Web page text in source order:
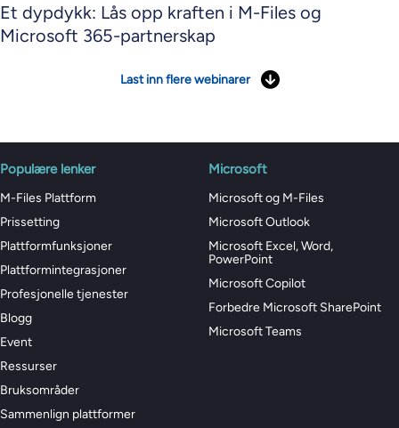
Et dypdykk: Lås opp kraften i M-Files og
Microsoft 365-partnerskap
Last inn flere webinarer
Populære lenker
M-Files Plattform
Prissetting
Plattformfunksjoner
Plattformintegrasjoner
Profesjonelle tjenester
Blogg
Event
Ressurser
Bruksområder
Sammenlign plattformer
Microsoft
Microsoft og M-Files
Microsoft Outlook
Microsoft Excel, Word,
PowerPoint
Microsoft Copilot
Forbedre Microsoft SharePoint
Microsoft Teams